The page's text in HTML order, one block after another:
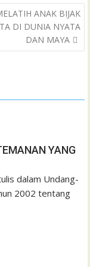
g
e
d
I
n
r
e
s
ANAK BIJAK
DI DUNIA NYATA
DAN MAYA
YANG
dalam Undang-
2002 tentang